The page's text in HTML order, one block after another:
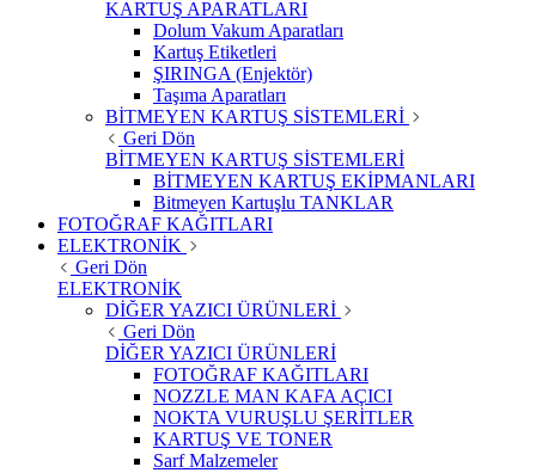
KARTUŞ APARATLARI
Dolum Vakum Aparatları
Kartuş Etiketleri
ŞIRINGA (Enjektör)
Taşıma Aparatları
BİTMEYEN KARTUŞ SİSTEMLERİ
Geri Dön
BİTMEYEN KARTUŞ SİSTEMLERİ
BİTMEYEN KARTUŞ EKİPMANLARI
Bitmeyen Kartuşlu TANKLAR
FOTOĞRAF KAĞITLARI
ELEKTRONİK
Geri Dön
ELEKTRONİK
DİĞER YAZICI ÜRÜNLERİ
Geri Dön
DİĞER YAZICI ÜRÜNLERİ
FOTOĞRAF KAĞITLARI
NOZZLE MAN KAFA AÇICI
NOKTA VURUŞLU ŞERİTLER
KARTUŞ VE TONER
Sarf Malzemeler